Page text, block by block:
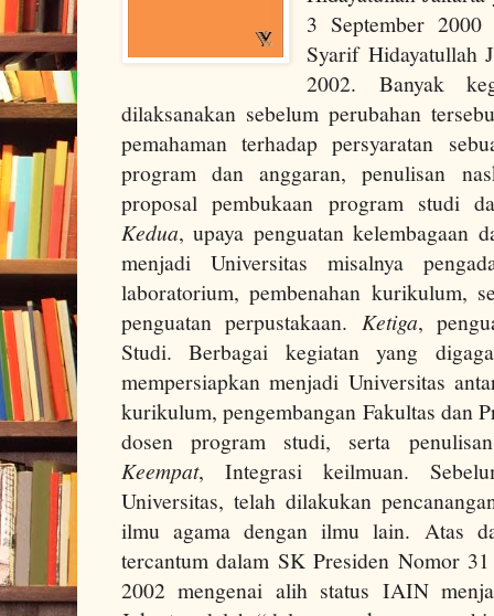
3 September
Syarif Hidayatullah
2002. Banyak
dilaksanakan sebelum perubahan
pemahaman terhadap persyaratan
program dan anggaran, penulisan
proposal pembukaan program studi
Kedua, upaya penguatan kelembagaan
menjadi Universitas misalnya
laboratorium, pembenahan kurikulum,
penguatan perpustakaan. Ketiga,
Studi. Berbagai kegiatan yang
mempersiapkan menjadi Universitas
kurikulum, pengembangan Fakultas dan
dosen program studi, serta
Keempat, Integrasi keilmuan.
Universitas, telah dilakukan
ilmu agama dengan ilmu lain. Atas
tercantum dalam SK Presiden Nomor
2002 mengenai alih status IAIN